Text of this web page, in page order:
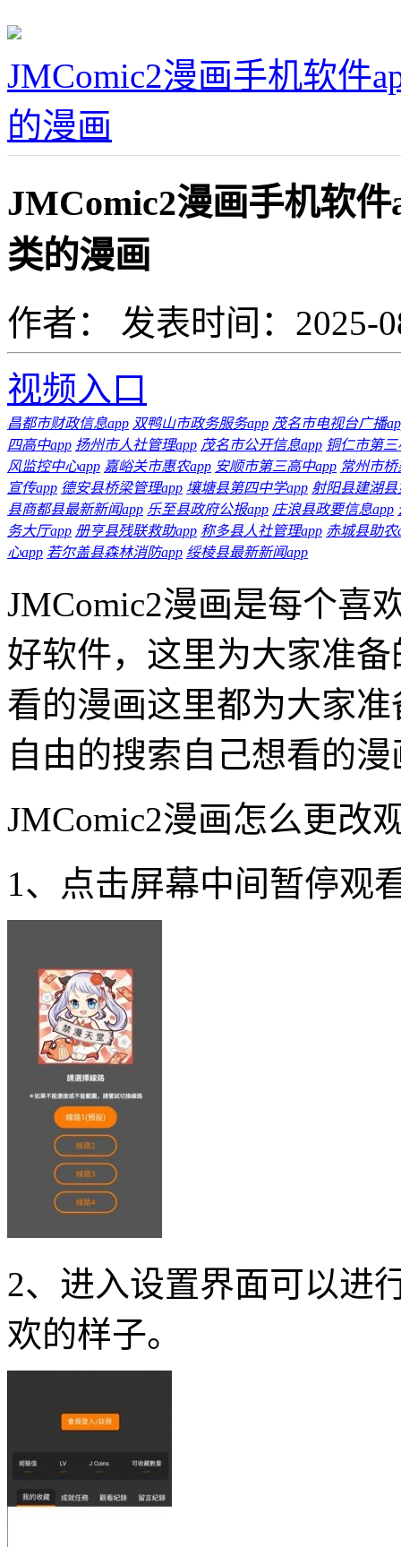
JMComic2漫画手机软件
的漫画
JMComic2漫画手机软
类的漫画
作者：
发表时间：2025-
视频入口
昌都市财政信息app 双鸭山市政务服务app 茂名市电视台广播
四高中app 扬州市人社管理app 茂名市公开信息app 铜仁市第三
风监控中心app 嘉峪关市惠农app 安顺市第三高中app 常州市桥
宣传app 德安县桥梁管理app 壤塘县第四中学app 射阳县建湖县
县商都县最新新闻app 乐至县政府公报app 庄浪县政要信息app
务大厅app 册亨县残联救助app 称多县人社管理app 赤城县助农
心app 若尔盖县森林消防app 绥棱县最新新闻app
JMComic2漫画是每个喜
好软件，这里为大家准
看的漫画这里都为大家
自由的搜索自己想看的
JMComic2漫画怎么更改
1、点击屏幕中间暂停观
2、进入设置界面可以进
欢的样子。